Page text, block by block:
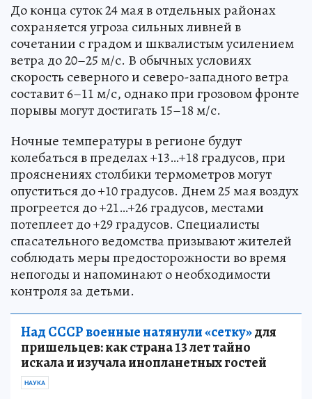
До конца суток 24 мая в отдельных районах
сохраняется угроза сильных ливней в
сочетании с градом и шквалистым усилением
ветра до 20–25 м/с. В обычных условиях
скорость северного и северо-западного ветра
составит 6–11 м/с, однако при грозовом фронте
порывы могут достигать 15–18 м/с.
Ночные температуры в регионе будут
колебаться в пределах +13…+18 градусов, при
прояснениях столбики термометров могут
опуститься до +10 градусов. Днем 25 мая воздух
прогреется до +21…+26 градусов, местами
потеплеет до +29 градусов. Специалисты
спасательного ведомства призывают жителей
соблюдать меры предосторожности во время
непогоды и напоминают о необходимости
контроля за детьми.
Над СССР военные натянули «сетку»для
пришельцев: как страна 13 лет тайно
искала и изучала инопланетных гостей
НАУКА